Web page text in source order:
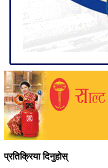
प्रतिक्रिया दिनुहोस्